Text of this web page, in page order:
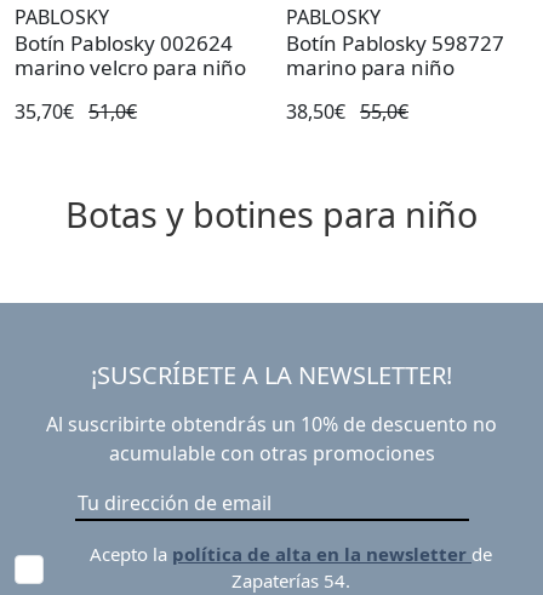
PABLOSKY
Botín Pablosky 002624
marino velcro para niño
35,70€ 51,0€
PABLOSKY
Botín Pablosky 598727
marino para niño
38,50€ 55,0€
Botas y botines para niño
¡SUSCRÍBETE A LA NEWSLETTER!
Al suscribirte obtendrás un 10% de descuento no
acumulable con otras promociones
Acepto la política de alta en la newsletter de
Zapaterías 54.